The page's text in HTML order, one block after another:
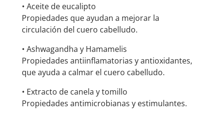
• Aceite de eucalipto
Propiedades que ayudan a mejorar la
circulación del cuero cabelludo.
• Ashwagandha y Hamamelis
Propiedades antiinflamatorias y antioxidantes,
que ayuda a calmar el cuero cabelludo.
• Extracto de canela y tomillo
Propiedades antimicrobianas y estimulantes.